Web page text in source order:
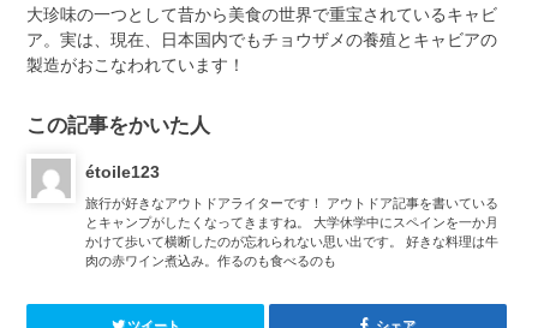
大珍味の一つとして昔から美食の世界で重宝されているキャビ
ア。実は、現在、日本国内でもチョウザメの養殖とキャビアの
製造がおこなわれています！
この記事をかいた人
étoile123
旅行が好きなアウトドアライターです！ アウトドア記事を書いている
とキャンプがしたくなってきますね。 大学休学中にスペインを一か月
かけて歩いて横断したのが忘れられない思い出です。 好きな料理は牛
肉の赤ワイン煮込み。作るのも食べるのも